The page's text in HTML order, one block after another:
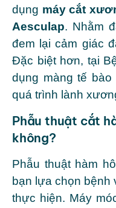
dụng máy cắt
Aesculap. Nhằm
đem lại cảm giác
Đặc biệt hơn, tại
dụng màng tế
quá trình lành
Phẫu thuật cắt
không?
Phẫu thuật hàm
bạn lựa chọn bệnh
thực hiện. Máy